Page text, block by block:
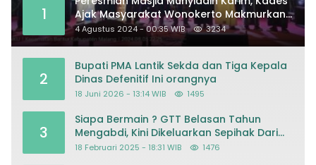
1
Ajak Masyarakat Wonokerto Makmurkan
Masjid
4 Agustus 2024 - 00:35 WIB 3234
2
Bupati PMA Lantik Sekda dan Tiga Kepala
Dinas Defenitif Ini orangnya
18 Juni 2026 - 13:14 WIB 1495
3
Siapa Bermain ? GTT Belasan Tahun
Mengabdi, Kini Dikeluarkan Sepihak Dari
Dapodik
18 Februari 2025 - 18:31 WIB 1476